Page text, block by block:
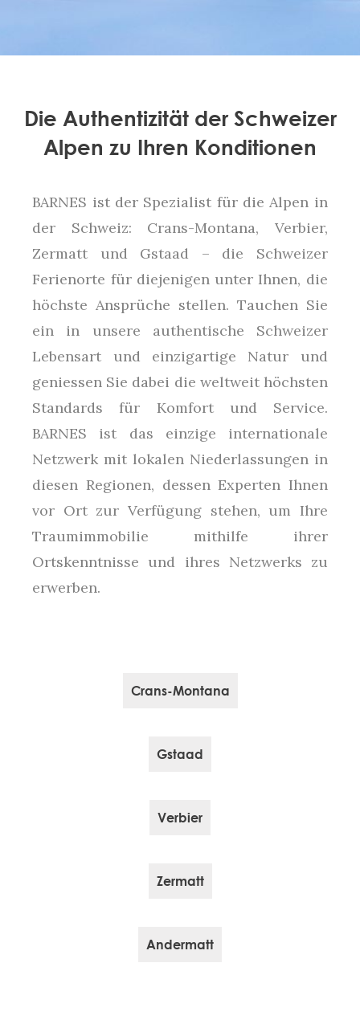
Die Authentizität der Schweizer
Alpen zu Ihren Konditionen
BARNES ist der Spezialist für die Alpen in
der Schweiz: Crans-Montana, Verbier,
Zermatt und Gstaad – die Schweizer
Ferienorte für diejenigen unter Ihnen, die
höchste Ansprüche stellen. Tauchen Sie
ein in unsere authentische Schweizer
Lebensart und einzigartige Natur und
geniessen Sie dabei die weltweit höchsten
Standards für Komfort und Service.
BARNES ist das einzige internationale
Netzwerk mit lokalen Niederlassungen in
diesen Regionen, dessen Experten Ihnen
vor Ort zur Verfügung stehen, um Ihre
Traumimmobilie mithilfe ihrer
Ortskenntnisse und ihres Netzwerks zu
erwerben.
Crans-Montana
Gstaad
Verbier
Zermatt
Andermatt